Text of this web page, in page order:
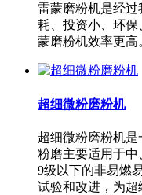
雷蒙磨粉机是经
耗、投资小、环
蒙磨粉机效率更高
超细微粉磨粉机
超细微粉磨粉机
粉磨主要适用于中
9级以下的非易燃
试验和改进，为